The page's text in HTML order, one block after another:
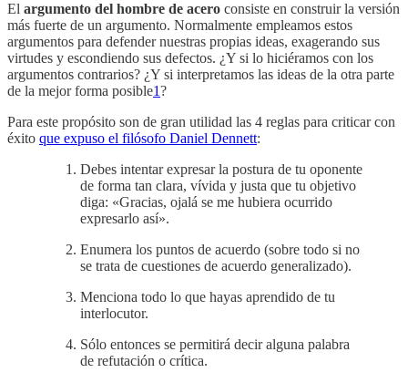
El argumento del hombre de acero consiste en construir la versión
más fuerte de un argumento. Normalmente empleamos estos
argumentos para defender nuestras propias ideas, exagerando sus
virtudes y escondiendo sus defectos. ¿Y si lo hiciéramos con los
argumentos contrarios? ¿Y si interpretamos las ideas de la otra parte
de la mejor forma posible1?
Para este propósito son de gran utilidad las 4 reglas para criticar con
éxito que expuso el filósofo Daniel Dennett:
Debes intentar expresar la postura de tu oponente
de forma tan clara, vívida y justa que tu objetivo
diga: «Gracias, ojalá se me hubiera ocurrido
expresarlo así».
Enumera los puntos de acuerdo (sobre todo si no
se trata de cuestiones de acuerdo generalizado).
Menciona todo lo que hayas aprendido de tu
interlocutor.
Sólo entonces se permitirá decir alguna palabra
de refutación o crítica.